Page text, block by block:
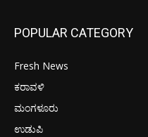
POPULAR CATEGORY
Fresh News
ಕರಾವಳಿ
ಮಂಗಳೂರು
ಉಡುಪಿ